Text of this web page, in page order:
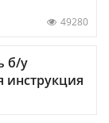
49280
б/у
инструкция